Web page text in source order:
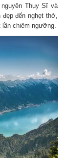
Thụy Sĩ và
đến nghẹt thở,
chiêm ngưỡng.